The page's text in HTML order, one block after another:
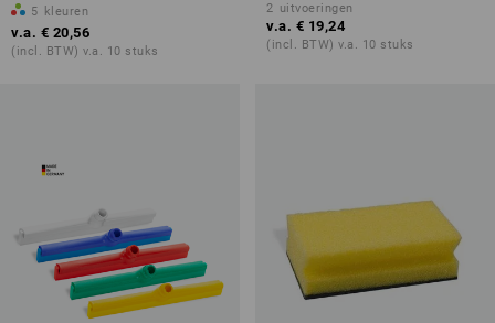
5 kleuren
v.a. € 20,56
(incl. BTW) v.a. 10 stuks
2 uitvoeringen
v.a. € 19,24
(incl. BTW) v.a. 10 stuks